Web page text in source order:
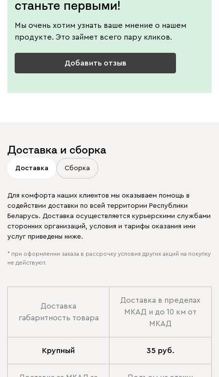
станьте первыми!
Мы очень хотим узнать ваше мнение о нашем
продукте. Это займет всего пару кликов.
Добавить отзыв
Доставка и сборка
Доставка Сборка
Для комфорта наших клиентов мы оказываем помощь в
содействии доставки по всей территории Республики
Беларусь. Доставка осуществляется курьерскими службами
сторонних организаций, условия и тарифы оказания ими
услуг приведены ниже.
* при оформлении заказа в рассрочку условия других акций на покупку
не действуют.
Доставка
габаритность товара
Доставка в пределах
МКАД и до 10 км от
МКАД
Крупный 35 руб.